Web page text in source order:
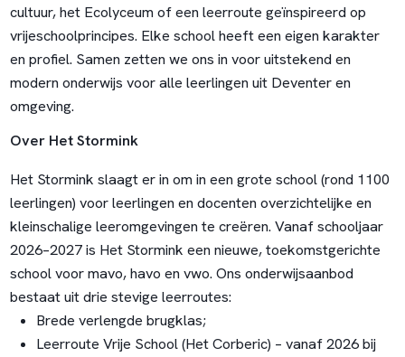
cultuur, het Ecolyceum of een leerroute geïnspireerd op
vrijeschoolprincipes. Elke school heeft een eigen karakter
en profiel. Samen zetten we ons in voor uitstekend en
modern onderwijs voor alle leerlingen uit Deventer en
omgeving.
Over Het Stormink
Het Stormink slaagt er in om in een grote school (rond 1100
leerlingen) voor leerlingen en docenten overzichtelijke en
kleinschalige leeromgevingen te creëren. Vanaf schooljaar
2026–2027 is Het Stormink een nieuwe, toekomstgerichte
school voor mavo, havo en vwo. Ons onderwijsaanbod
bestaat uit drie stevige leerroutes:
Brede verlengde brugklas;
Leerroute Vrije School (Het Corberic) – vanaf 2026 bij